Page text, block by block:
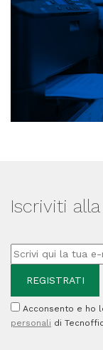
Iscriviti
Acconsento e ho
personali di